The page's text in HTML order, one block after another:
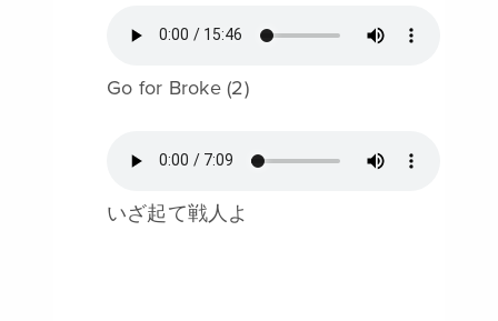
Go for Broke (2)
いざ起て戦人よ